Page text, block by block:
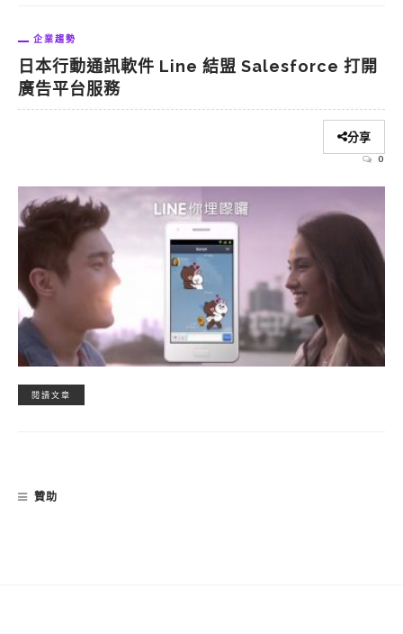
企業趨勢
日本行動通訊軟件 Line 結盟 Salesforce 打開
廣告平台服務
分享
0
閱讀文章
贊助